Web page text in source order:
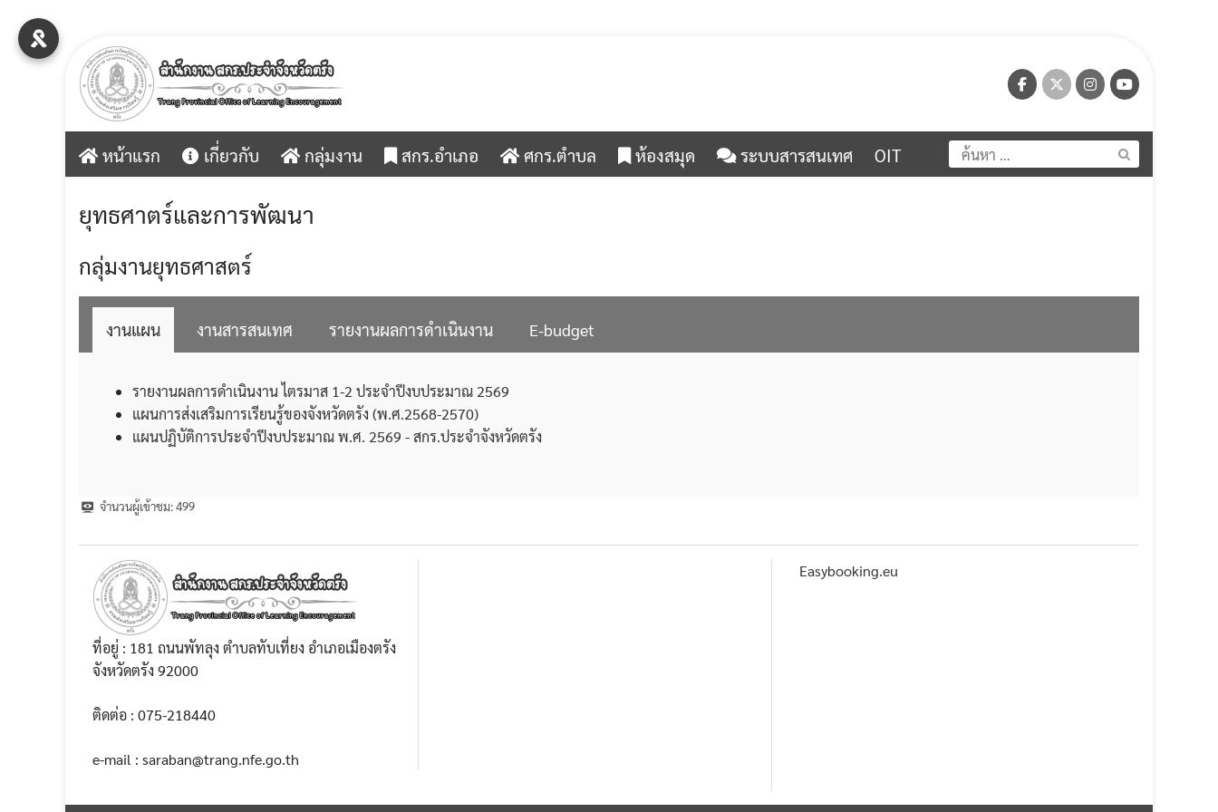
Skip
หน้าแรก เกี่ยวกับ กลุ่มงาน สกร.อำเภอ ศกร.ตำบล ห้องสมุด ระบบสารสนเทศ OIT
ค้นหา
สำหรับ:
ยุทธศาตร์และการพัฒนา
กลุ่มงานยุทธศาสตร์
งานแผน งานสารสนเทศ รายงานผลการดำเนินงาน E-budget
รายงานผลการดำเนินงาน ไตรมาส 1-2 ประจำปีงบประมาณ 2569
แผนการส่งเสริมการเรียนรู้ของจังหวัดตรัง (พ.ศ.2568-2570)
แผนปฏิบัติการประจำปีงบประมาณ พ.ศ. 2569 - สกร.ประจำจังหวัดตรัง
จำนวนผู้เข้าชม:499
ที่อยู่ : 181 ถนนพัทลุง ตำบลทับเที่ยง อำเภอเมืองตรัง
จังหวัดตรัง 92000
ติดต่อ : 075-218440
e-mail : saraban@trang.nfe.go.th
Easybooking.eu